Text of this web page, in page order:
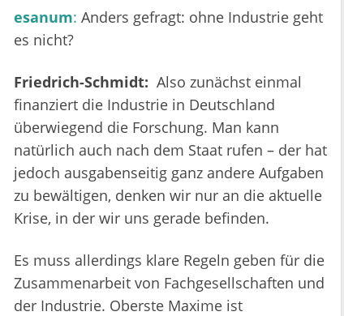
esanum: Anders gefragt: ohne Industrie geht
es nicht?
Friedrich-Schmidt: Also zunächst einmal
finanziert die Industrie in Deutschland
überwiegend die Forschung. Man kann
natürlich auch nach dem Staat rufen – der hat
jedoch ausgabenseitig ganz andere Aufgaben
zu bewältigen, denken wir nur an die aktuelle
Krise, in der wir uns gerade befinden.
Es muss allerdings klare Regeln geben für die
Zusammenarbeit von Fachgesellschaften und
der Industrie. Oberste Maxime ist